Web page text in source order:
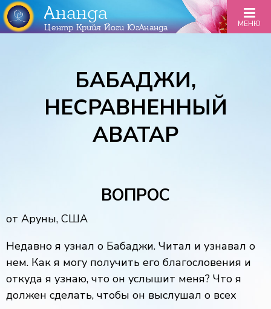
Ананда
Центр Крийя Йоги ЮгАнанда МЕНЮ
БАБАДЖИ,
НЕСРАВНЕННЫЙ
АВАТАР
ВОПРОС
от Аруны, США
Недавно я узнал о Бабаджи. Читал и узнавал о
нем. Как я могу получить его благословения и
откуда я узнаю, что он услышит меня? Что я
должен сделать, чтобы он выслушал о всех